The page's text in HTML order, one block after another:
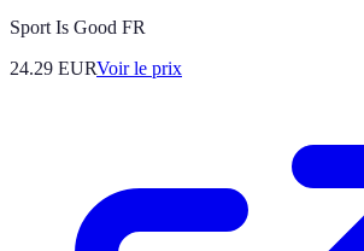
Sport Is Good FR
24.29 EURVoir le prix